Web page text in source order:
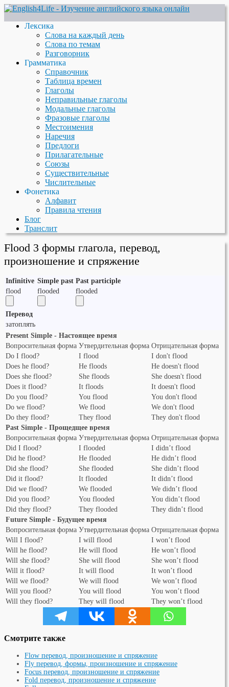
Лексика
Слова на каждый день
Слова по темам
Разговорник
Грамматика
Справочник
Таблица времен
Глаголы
Неправильные глаголы
Модальные глаголы
Фразовые глаголы
Местоимения
Наречия
Предлоги
Прилагательные
Союзы
Существительные
Числительные
Фонетика
Алфавит
Правила чтения
Блог
Транслит
Flood 3 формы глагола, перевод,
произношение и спряжение
Infinitive Simple past Past participle
flood
flooded flooded
Перевод
затоплять
Present Simple - Настоящее время
Вопросительная форма Утвердительная форма Отрицательная форма
Do I flood?
I flood
I don't flood
Does he flood?
He floods
He doesn't flood
Does she flood?
She floods
She doesn't flood
Does it flood?
It floods
It doesn't flood
Do you flood?
You flood
You don't flood
Do we flood?
We flood
We don't flood
Do they flood?
They flood
They don't flood
Past Simple - Прощедщее время
Вопросительная форма Утвердительная форма Отрицательная форма
Did I flood?
I flooded
I didn’t flood
Did he flood?
He flooded
He didn’t flood
Did she flood?
She flooded
She didn’t flood
Did it flood?
It flooded
It didn’t flood
Did we flood?
We flooded
We didn’t flood
Did you flood?
You flooded
You didn’t flood
Did they flood?
They flooded
They didn’t flood
Future Simple - Будущее время
Вопросительная форма Утвердительная форма Отрицательная форма
Will I flood?
I will flood
I won’t flood
Will he flood?
He will flood
He won’t flood
Will she flood?
She will flood
She won’t flood
Will it flood?
It will flood
It won’t flood
Will we flood?
We will flood
We won’t flood
Will you flood?
You will flood
You won’t flood
Will they flood?
They will flood They won’t flood
Смотрите также
Flow перевод, произношение и спряжение
Fly перевод, формы, произношение и спряжение
Focus перевод, произношение и спряжение
Fold перевод, произношение и спряжение